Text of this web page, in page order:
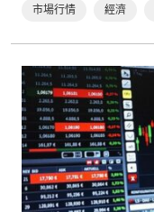
市場行情 經濟